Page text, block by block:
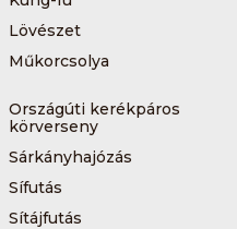
Lövészet
Műkorcsolya
Országúti kerékpáros
körverseny
Sárkányhajózás
Sífutás
Sítájfutás